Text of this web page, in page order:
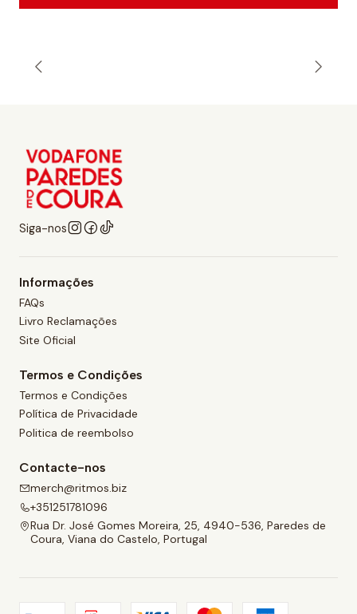
Siga-nos
Informações
FAQs
Livro Reclamações
Site Oficial
Termos e Condições
Termos e Condições
Política de Privacidade
Politica de reembolso
Contacte-nos
merch@ritmos.biz
+351251781096
Rua Dr. José Gomes Moreira, 25, 4940-536, Paredes de
Coura, Viana do Castelo, Portugal